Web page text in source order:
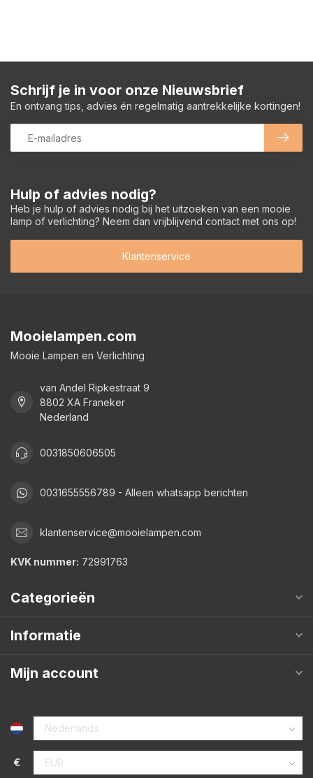
Hulp of advies nodig?
Heb je hulp of advies nodig bij het uitzoeken van een mooie
lamp of verlichting? Neem dan vrijblijvend contact met ons op!
Klantenservice
Schrijf je in voor onze Nieuwsbrief
En ontvang tips, advies én regelmatig aantrekkelijke kortingen!
Mooielampen.com
Mooie Lampen en Verlichting
van Andel Ripkestraat 9
8802 XA Franeker
Nederland
0031850606505
0031655556789 - Alleen whatsapp berichten
klantenservice@mooielampen.com
KVK nummer: 72991763
Categorieën
Informatie
Mijn account
€